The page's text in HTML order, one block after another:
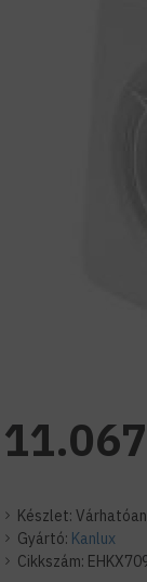
Készlet:
Gyártó: Kanlux
Cikkszám: